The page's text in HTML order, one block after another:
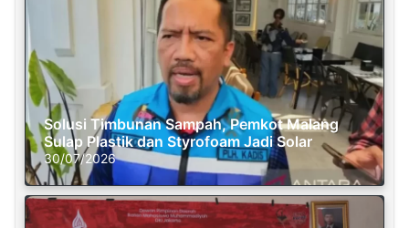
Solusi Timbunan Sampah, Pemkot Malang
Sulap Plastik dan Styrofoam Jadi Solar
30/07/2026